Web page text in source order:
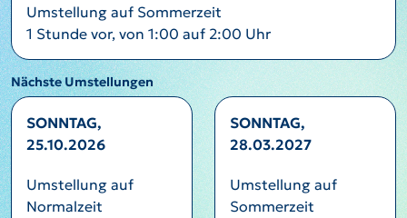
Umstellung auf Sommerzeit
1 Stunde vor, von 1:00 auf 2:00 Uhr
Nächste Umstellungen
SONNTAG,
25.10.2026
Umstellung auf
Normalzeit
SONNTAG,
28.03.2027
Umstellung auf
Sommerzeit